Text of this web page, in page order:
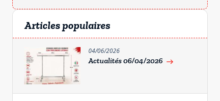
Articles populaires
04/06/2026
Actualités 06/04/2026 east